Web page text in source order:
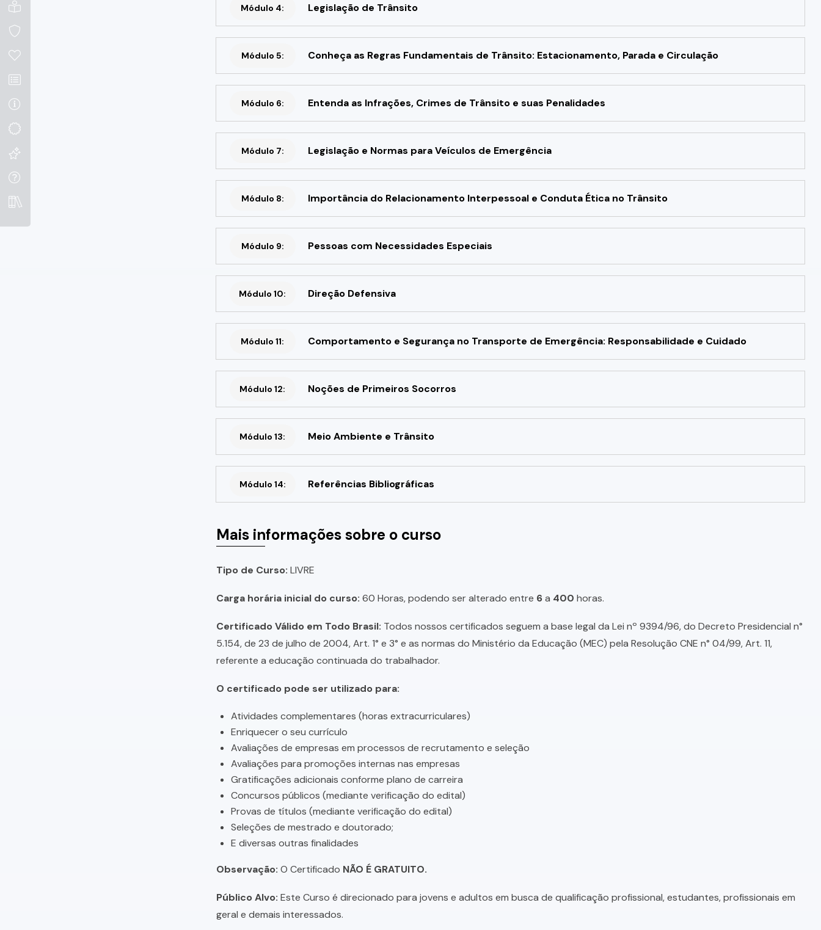
Módulo 4: Legislação de Trânsito
Módulo 5: Conheça as Regras Fundamentais de Trânsito: Estacionamento, Parada e Circulação
Módulo 6: Entenda as Infrações, Crimes de Trânsito e suas Penalidades
Módulo 7: Legislação e Normas para Veículos de Emergência
Módulo 8: Importância do Relacionamento Interpessoal e Conduta Ética no Trânsito
Módulo 9: Pessoas com Necessidades Especiais
Módulo 10: Direção Defensiva
Módulo 11: Comportamento e Segurança no Transporte de Emergência: Responsabilidade e Cuidado
Módulo 12: Noções de Primeiros Socorros
Módulo 13: Meio Ambiente e Trânsito
Módulo 14: Referências Bibliográficas
Mais informações sobre o curso
Tipo de Curso: LIVRE
Carga horária inicial do curso: 60 Horas, podendo ser alterado entre 6a 400 horas.
Certificado Válido em Todo Brasil: Todos nossos certificados seguem a base legal da Lei nº 9394/96, do Decreto Presidencial n°
5.154, de 23 de julho de 2004, Art. 1° e 3° e as normas do Ministério da Educação (MEC) pela Resolução CNE n° 04/99, Art. 11,
referente a educação continuada do trabalhador.
O certificado pode ser utilizado para:
Atividades complementares (horas extracurriculares)
Enriquecer o seu currículo
Avaliações de empresas em processos de recrutamento e seleção
Avaliações para promoções internas nas empresas
Gratificações adicionais conforme plano de carreira
Concursos públicos (mediante verificação do edital)
Provas de títulos (mediante verificação do edital)
Seleções de mestrado e doutorado;
E diversas outras finalidades
Observação: O Certificado NÃO É GRATUITO.
Público Alvo: Este Curso é direcionado para jovens e adultos em busca de qualificação profissional, estudantes, profissionais em
geral e demais interessados.